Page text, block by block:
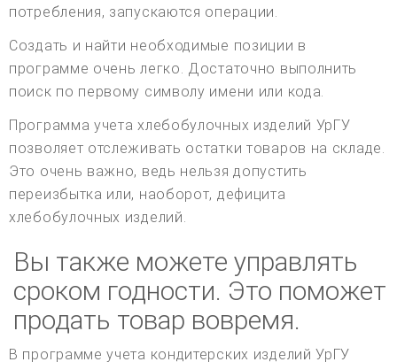
потребления, запускаются операции.
Создать и найти необходимые позиции в
программе очень легко. Достаточно выполнить
поиск по первому символу имени или кода.
Программа учета хлебобулочных изделий УрГУ
позволяет отслеживать остатки товаров на складе.
Это очень важно, ведь нельзя допустить
переизбытка или, наоборот, дефицита
хлебобулочных изделий.
Вы также можете управлять
сроком годности. Это поможет
продать товар вовремя.
В программе учета кондитерских изделий УрГУ